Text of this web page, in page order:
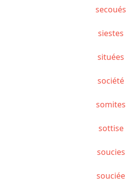
secoués
siestes
situées
société
somites
sottise
soucies
souciée